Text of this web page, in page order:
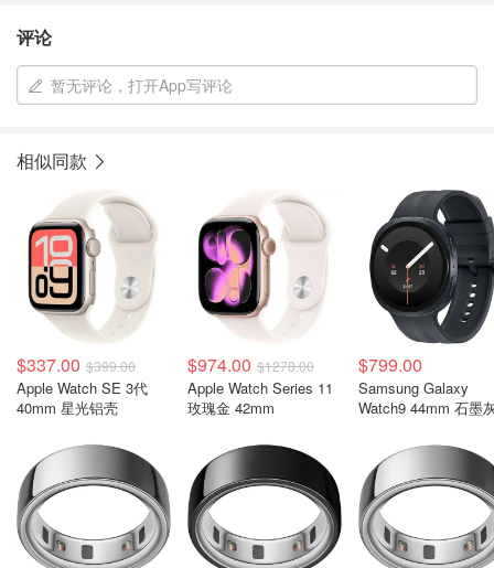
评论
暂无评论，打开App写评论
相似同款
$337.00 $399.00
Apple Watch SE 3代
40mm 星光铝壳
$974.00 $1278.00
Apple Watch Series 11
玫瑰金 42mm
$799.00
Samsung Galaxy
Watch9 44mm 石墨